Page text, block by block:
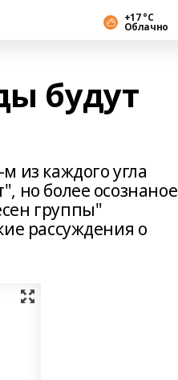
+17 °С
Облачно
будут
из каждого угла
но более осознаное
группы"
рассуждения о